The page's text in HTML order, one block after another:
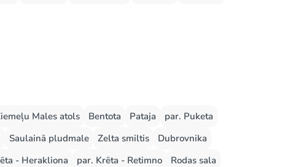
Males atols Bentota Pataja
par. Puketa
Saulainā pludmale Zelta smiltis
Dubrovnika
- Herakliona par. Krēta - Retimno
Rodas sala